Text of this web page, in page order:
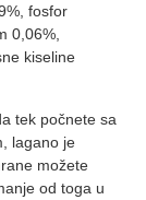
fosfor
0,06%,
kiseline
tek počnete sa
lagano je
možete
od toga u